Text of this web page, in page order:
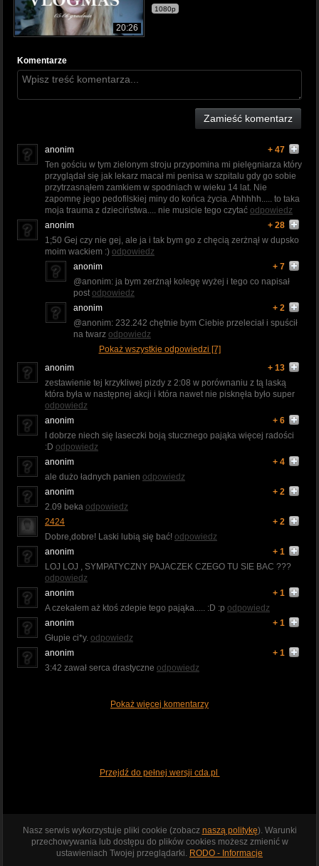
20:26
1080p
Komentarze
Zamieść komentarz
anonim
+ 47
Ten gościu w tym zielonym stroju przypomina mi pielęgniarza który
przyglądał się jak lekarz macał mi penisa w szpitalu gdy go sobie
przytrzasnąłem zamkiem w spodniach w wieku 14 lat. Nie
zapomnę jego pedofilskiej miny do końca życia. Ahhhhh..... to taka
moja trauma z dzieciństwa.... nie musicie tego czytać odpowiedz
anonim
+ 28
1;50 Gej czy nie gej, ale ja i tak bym go z chęcią zerżnął w dupsko
moim wackiem :) odpowiedz
anonim
+ 7
@anonim: ja bym zerżnął kolegę wyżej i tego co napisał
post odpowiedz
anonim
+ 2
@anonim: 232.242 chętnie bym Ciebie przeleciał i spuścił
na twarz odpowiedz
Pokaż wszystkie odpowiedzi [7]
anonim
+ 13
zestawienie tej krzykliwej pizdy z 2:08 w porównaniu z tą laską
która była w następnej akcji i która nawet nie pisknęła było super
odpowiedz
anonim
+ 6
I dobrze niech się laseczki boją stucznego pająka więcej radości
:D odpowiedz
anonim
+ 4
ale dużo ładnych panien odpowiedz
anonim
+ 2
2.09 beka odpowiedz
2424
+ 2
Dobre,dobre! Laski lubią się bać! odpowiedz
anonim
+ 1
LOJ LOJ , SYMPATYCZNY PAJACZEK CZEGO TU SIE BAC ???
odpowiedz
anonim
+ 1
A czekałem aż ktoś zdepie tego pająka..... :D :p odpowiedz
anonim
+ 1
Głupie ci*y. odpowiedz
anonim
+ 1
3:42 zawał serca drastyczne odpowiedz
Pokaż więcej komentarzy
Przejdź do pełnej wersji cda.pl
Nasz serwis wykorzystuje pliki cookie (zobacz naszą politykę). Warunki
przechowywania lub dostępu do plików cookies możesz zmienić w
ustawieniach Twojej przeglądarki. RODO - Informacje